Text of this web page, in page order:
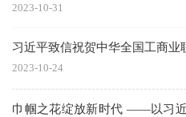
2023-10-31
习近平致信祝贺中华全国工商业
2023-10-24
巾帼之花绽放新时代 ——以习